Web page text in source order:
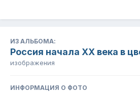
ИЗ АЛЬБОМА:
Россия начала ХХ века в
изображения
ИНФОРМАЦИЯ О ФОТО